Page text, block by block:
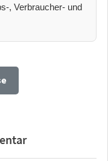
, Verbraucher- und